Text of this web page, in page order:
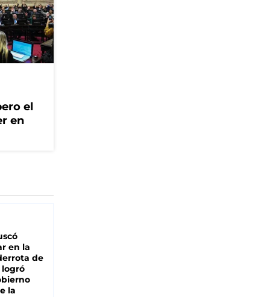
el
en
en la
de
logró
la